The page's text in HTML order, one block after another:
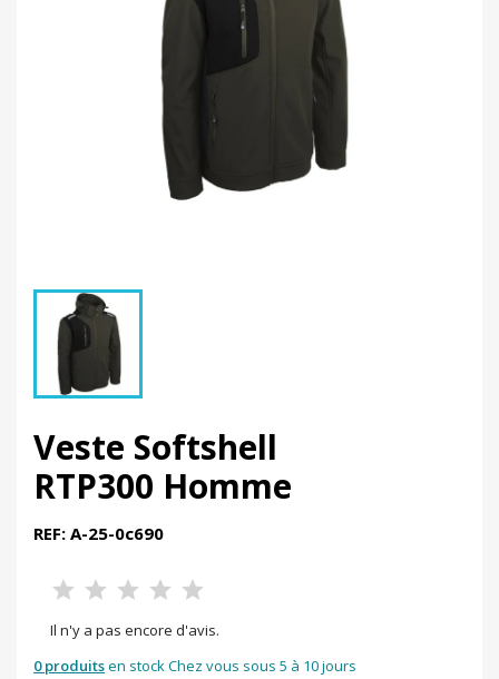
Veste Softshell
RTP300 Homme
REF: A-25-0c690
Il n'y a pas encore d'avis.
0 produitsen stock Chez vous sous 5 à 10 jours